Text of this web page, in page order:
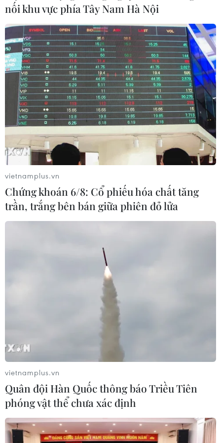
Hợp tác truyền thông giữa Viện Kiểm
sát Nhân dân Tối cao với TTXVN, Báo Nhân Dân
và VOV
TIN LIÊN QUAN
Hội Cựu Chiến binh Việt Nam ở Đức phát
huy truyền thống Bộ đội Cụ Hồ
binh Việt Nam tại Berlin-Brandenburg tiếp tục phát huy
truyền thống và phẩm chất Bộ đội Cụ Hồ, nỗ lực vượt
qua khó khăn để vươn lên trong cuộc sống.
nối khu vực phía Tây Nam Hà Nội
vietnamplus.vn
Chứng khoán 6/8: Cổ phiếu hóa chất tăng
trần, trắng bên bán giữa phiên đỏ lửa
vietnamplus.vn
Quân đội Hàn Quốc thông báo Triều Tiên
phóng vật thể chưa xác định